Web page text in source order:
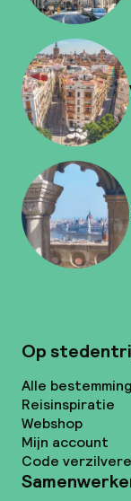
Op
Alle
Reisinspiratie
Webshop
Mijn account
Code